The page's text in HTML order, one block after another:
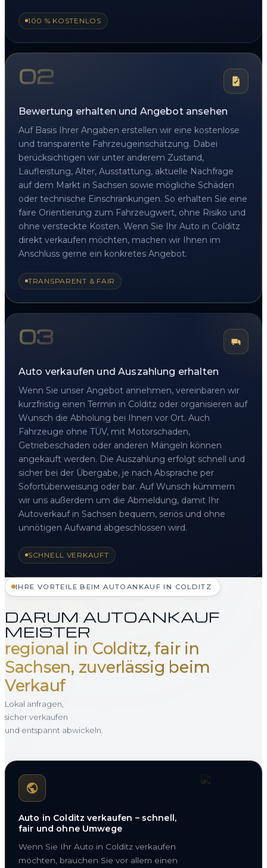
100 % KOSTENLOS
02
Bewertung erhalten und Angebot ansehen
Auf Basis Ihrer Angaben erstellen wir eine kostenlose
und transparente Fahrzeugeinschätzung. Dabei
berücksichtigen wir unter anderem Zustand,
Laufleistung, Alter, Ausstattung, aktuelle Nachfrage
auf dem Markt in Sachsen sowie mögliche Schäden
oder technische Einschränkungen. So erhalten Sie eine
faire Orientierung zum Fahrzeugwert, ohne Risiko und
ohne versteckte Kosten. Wenn Sie Ihr Auto in Colditz
direkt verkaufen möchten, machen wir Ihnen im
Anschluss gerne ein konkretes Angebot.
TRANSPARENT & FAIR
03
Auto verkaufen und Auszahlung erhalten
Wenn Sie unser Angebot annehmen, vereinbaren wir
kurzfristig einen Termin in Colditz oder organisieren auf
Wunsch die Abholung bei Ihnen vor Ort. Auch
Fahrzeuge ohne TÜV, mit Motorschaden,
Getriebeschaden oder anderen Mängeln können
angekauft werden. Die Auszahlung erfolgt schnell und
sicher bei der Übergabe, je nach Absprache per
Sofortüberweisung oder bar. Auf Wunsch kümmern
wir uns außerdem um die Abmeldung, damit Ihr
Autoverkauf in Sachsen bequem, seriös und ohne
unnötigen Aufwand abgeschlossen wird.
SCHNELL VERKAUFT
IHRE VORTEILE BEIM AUTOANKAUF IN COLDITZ
DARUM AUTOANKAUF
MEISTER
regional in Colditz, fair in
Sachsen, zuverlässig beim
Verkauf
Lokal anfragen,
sicher verkaufen
und entspannt abwickeln.
Auto in Colditz verkaufen – schnell,
fair und ohne Umwege
Wenn Sie Ihr Auto in Colditz verkaufen
möchten, brauchen Sie vor allem einen